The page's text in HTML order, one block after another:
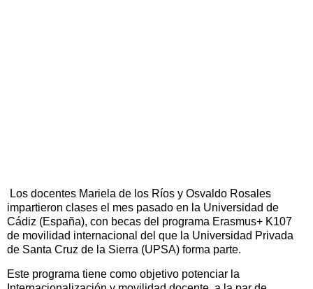
Los docentes Mariela de los Ríos y Osvaldo Rosales
impartieron clases el mes pasado en la Universidad de
Cádiz (España), con becas del programa Erasmus+ K107
de movilidad internacional del que la Universidad Privada
de Santa Cruz de la Sierra (UPSA) forma parte.
Este programa tiene como objetivo potenciar la